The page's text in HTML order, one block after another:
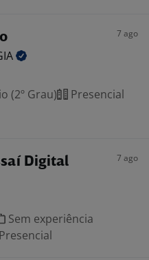
7 ago
(2º Grau)
Presencial
Digital 7 ago
Sem experiência
Presencial